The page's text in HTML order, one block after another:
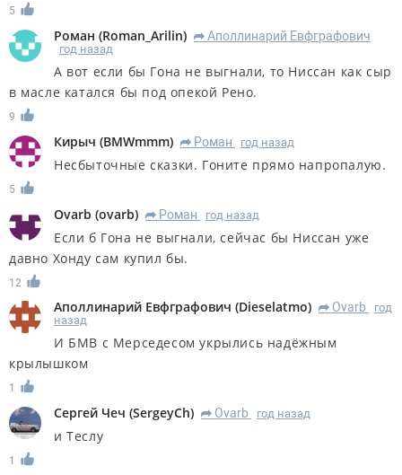
5
Роман (Roman_Arilin) R Аполлинарий Евфграфович
год назад
А вот если бы Гона не выгнали, то Ниссан как сыр
в масле катался бы под опекой Рено.
9
Кирыч (BMWmmm) R Роман год назад
Несбыточные сказки. Гоните прямо напропалую.
5
Ovarb (ovarb) R Роман год назад
Если б Гона не выгнали, сейчас бы Ниссан уже
давно Хонду сам купил бы.
12
Аполлинарий Евфграфович (Dieselatmo) R Ovarb
год
назад
И БМВ с Мерседесом укрылись надёжным
крылышком
1
Сергей Чеч (SergeyCh) R Ovarb год назад
и Теслу
1